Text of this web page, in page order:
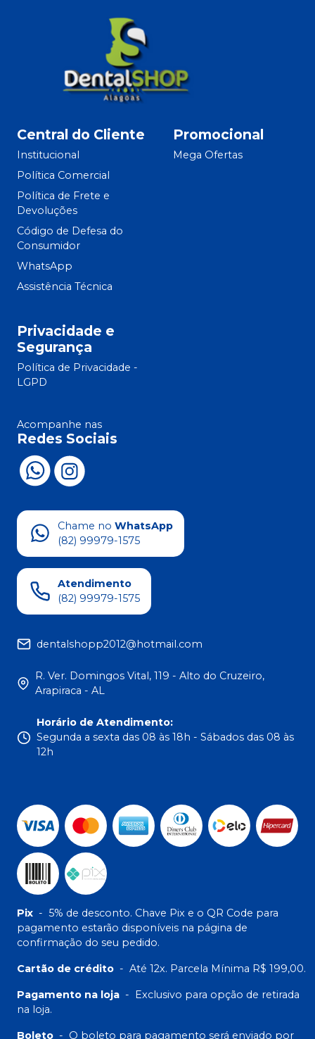
Central do Cliente
Institucional
Política Comercial
Política de Frete e
Devoluções
Código de Defesa do
Consumidor
WhatsApp
Assistência Técnica
Promocional
Mega Ofertas
Privacidade e
Segurança
Política de Privacidade -
LGPD
Acompanhe nas
Redes Sociais
Chame no WhatsApp
(82) 99979-1575
Atendimento
(82) 99979-1575
dentalshopp2012@hotmail.com
R. Ver. Domingos Vital, 119 - Alto do Cruzeiro,
Arapiraca - AL
Horário de Atendimento:
Segunda a sexta das 08 às 18h - Sábados das 08 às
12h
Pix - 5% de desconto. Chave Pix e o QR Code para
pagamento estarão disponíveis na página de
confirmação do seu pedido.
Cartão de crédito - Até 12x. Parcela Mínima R$ 199,00.
Pagamento na loja - Exclusivo para opção de retirada
na loja.
Boleto - O boleto para pagamento será enviado por